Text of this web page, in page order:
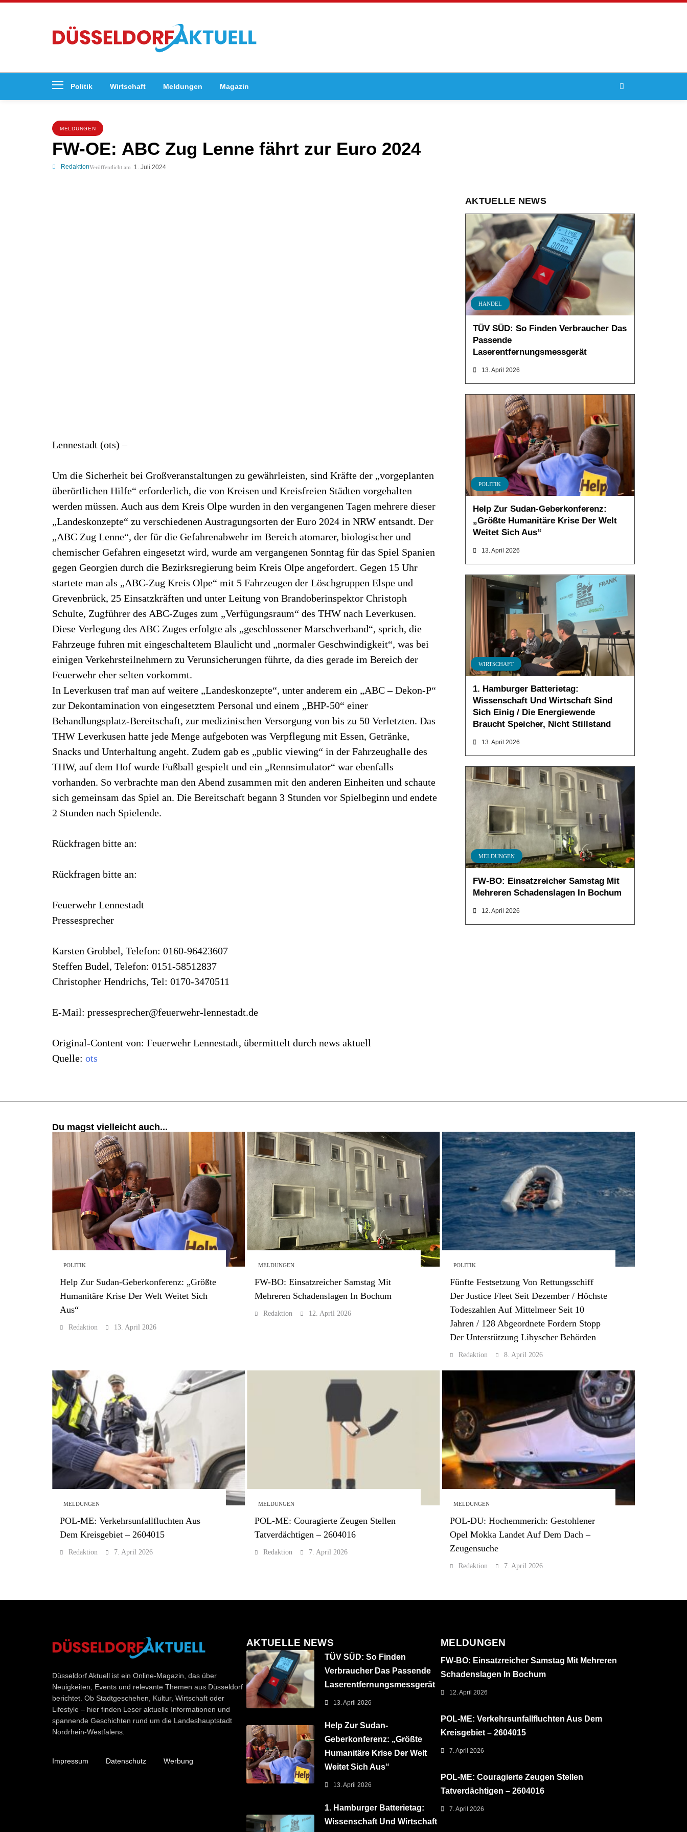
Politik Wirtschaft Meldungen Magazin
MELDUNGEN
FW-OE: ABC Zug Lenne fährt zur Euro 2024
RedaktionVeröffentlicht am 1. Juli 2024
Lennestadt (ots) –
Um die Sicherheit bei Großveranstaltungen zu gewährleisten, sind Kräfte der „vorgeplanten
überörtlichen Hilfe“ erforderlich, die von Kreisen und Kreisfreien Städten vorgehalten
werden müssen. Auch aus dem Kreis Olpe wurden in den vergangenen Tagen mehrere dieser
„Landeskonzepte“ zu verschiedenen Austragungsorten der Euro 2024 in NRW entsandt. Der
„ABC Zug Lenne“, der für die Gefahrenabwehr im Bereich atomarer, biologischer und
chemischer Gefahren eingesetzt wird, wurde am vergangenen Sonntag für das Spiel Spanien
gegen Georgien durch die Bezirksregierung beim Kreis Olpe angefordert. Gegen 15 Uhr
startete man als „ABC-Zug Kreis Olpe“ mit 5 Fahrzeugen der Löschgruppen Elspe und
Grevenbrück, 25 Einsatzkräften und unter Leitung von Brandoberinspektor Christoph
Schulte, Zugführer des ABC-Zuges zum „Verfügungsraum“ des THW nach Leverkusen.
Diese Verlegung des ABC Zuges erfolgte als „geschlossener Marschverband“, sprich, die
Fahrzeuge fuhren mit eingeschaltetem Blaulicht und „normaler Geschwindigkeit“, was bei
einigen Verkehrsteilnehmern zu Verunsicherungen führte, da dies gerade im Bereich der
Feuerwehr eher selten vorkommt.
In Leverkusen traf man auf weitere „Landeskonzepte“, unter anderem ein „ABC – Dekon-P“
zur Dekontamination von eingesetztem Personal und einem „BHP-50“ einer
Behandlungsplatz-Bereitschaft, zur medizinischen Versorgung von bis zu 50 Verletzten. Das
THW Leverkusen hatte jede Menge aufgeboten was Verpflegung mit Essen, Getränke,
Snacks und Unterhaltung angeht. Zudem gab es „public viewing“ in der Fahrzeughalle des
THW, auf dem Hof wurde Fußball gespielt und ein „Rennsimulator“ war ebenfalls
vorhanden. So verbrachte man den Abend zusammen mit den anderen Einheiten und schaute
sich gemeinsam das Spiel an. Die Bereitschaft begann 3 Stunden vor Spielbeginn und endete
2 Stunden nach Spielende.
Rückfragen bitte an:
Rückfragen bitte an:
Feuerwehr Lennestadt
Pressesprecher
Karsten Grobbel, Telefon: 0160-96423607
Steffen Budel, Telefon: 0151-58512837
Christopher Hendrichs, Tel: 0170-3470511
E-Mail: pressesprecher@feuerwehr-lennestadt.de
Original-Content von: Feuerwehr Lennestadt, übermittelt durch news aktuell
Quelle: ots
AKTUELLE NEWS
HANDEL
TÜV SÜD: So Finden Verbraucher Das
Passende
Laserentfernungsmessgerät
13. April 2026
POLITIK
Help Zur Sudan-Geberkonferenz:
„Größte Humanitäre Krise Der Welt
Weitet Sich Aus“
13. April 2026
WIRTSCHAFT
1. Hamburger Batterietag:
Wissenschaft Und Wirtschaft Sind
Sich Einig / Die Energiewende
Braucht Speicher, Nicht Stillstand
13. April 2026
MELDUNGEN
FW-BO: Einsatzreicher Samstag Mit
Mehreren Schadenslagen In Bochum
12. April 2026
Du magst vielleicht auch...
POLITIK
Help Zur Sudan-Geberkonferenz: „Größte
Humanitäre Krise Der Welt Weitet Sich
Aus“
Redaktion 13. April 2026
MELDUNGEN
FW-BO: Einsatzreicher Samstag Mit
Mehreren Schadenslagen In Bochum
Redaktion 12. April 2026
POLITIK
Fünfte Festsetzung Von Rettungsschiff
Der Justice Fleet Seit Dezember / Höchste
Todeszahlen Auf Mittelmeer Seit 10
Jahren / 128 Abgeordnete Fordern Stopp
Der Unterstützung Libyscher Behörden
Redaktion 8. April 2026
MELDUNGEN
POL-ME: Verkehrsunfallfluchten Aus
Dem Kreisgebiet – 2604015
Redaktion 7. April 2026
MELDUNGEN
POL-ME: Couragierte Zeugen Stellen
Tatverdächtigen – 2604016
Redaktion 7. April 2026
MELDUNGEN
POL-DU: Hochemmerich: Gestohlener
Opel Mokka Landet Auf Dem Dach –
Zeugensuche
Redaktion 7. April 2026
Düsseldorf Aktuell
Düsseldorf Aktuell ist ein Online-Magazin, das über
Neuigkeiten, Events und relevante Themen aus Düsseldorf
berichtet. Ob Stadtgeschehen, Kultur, Wirtschaft oder
Lifestyle – hier finden Leser aktuelle Informationen und
spannende Geschichten rund um die Landeshauptstadt
Nordrhein-Westfalens.
Impressum Datenschutz Werbung
AKTUELLE NEWS
TÜV SÜD: So Finden
Verbraucher Das Passende
Laserentfernungsmessgerät
13. April 2026
Help Zur Sudan-
Geberkonferenz: „Größte
Humanitäre Krise Der Welt
Weitet Sich Aus“
13. April 2026
1. Hamburger Batterietag:
Wissenschaft Und Wirtschaft
MELDUNGEN
FW-BO: Einsatzreicher Samstag Mit Mehreren
Schadenslagen In Bochum
12. April 2026
POL-ME: Verkehrsunfallfluchten Aus Dem
Kreisgebiet – 2604015
7. April 2026
POL-ME: Couragierte Zeugen Stellen
Tatverdächtigen – 2604016
7. April 2026